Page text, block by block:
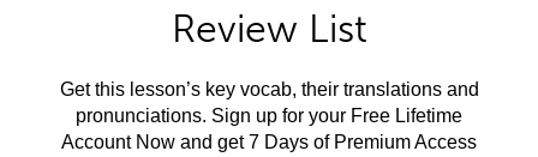
Review List
Get this lesson’s key vocab, their translations and
pronunciations. Sign up for your Free Lifetime
Account Now and get 7 Days of Premium Access